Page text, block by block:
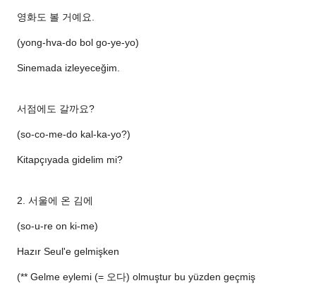
영화도 볼 거예요.
(yong-hva-do bol go-ye-yo)
Sinemada izleyeceğim.
서점에도 갈까요?
(so-co-me-do kal-ka-yo?)
Kitapçıyada gidelim mi?
2. 서울에 온 김에
(so-u-re on ki-me)
Hazır Seul'e gelmişken
(** Gelme eylemi (= 오다) olmuştur bu yüzden geçmiş